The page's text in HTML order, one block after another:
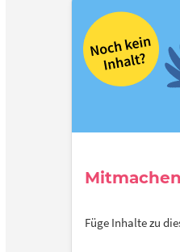
Füge Inhalte zu